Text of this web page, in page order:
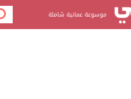
موسوعة عمانية شاملة